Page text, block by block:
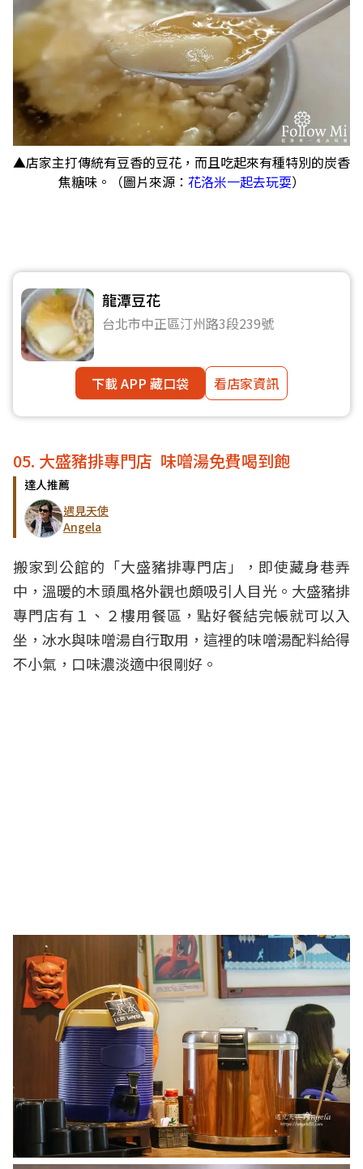
▲店家主打傳統有豆香的豆花，而且吃起來有種特別的炭香
焦糖味。（圖片來源： 花洛米一起去玩耍）
龍潭豆花
台北市中正區汀州路3段239號
下載 APP 藏口袋 看店家資訊
05. 大盛豬排專門店 味噌湯免費喝到飽
達人推薦
遇見天使
Angela
搬家到公館的「大盛豬排專門店」，即使藏身巷弄
中，溫暖的木頭風格外觀也頗吸引人目光。大盛豬排
專門店有１、２樓用餐區，點好餐結完帳就可以入
坐，冰水與味噌湯自行取用，這裡的味噌湯配料給得
不小氣，口味濃淡適中很剛好。